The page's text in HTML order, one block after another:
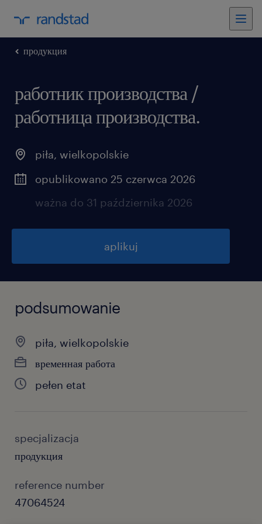
продукция
работник производства /
работница производства.
piła, wielkopolskie
opublikowano 25 czerwca 2026
ważna do 31 października 2026
aplikuj
podsumowanie
piła, wielkopolskie
временная работа
pełen etat
specjalizacja
продукция
reference number
47064524